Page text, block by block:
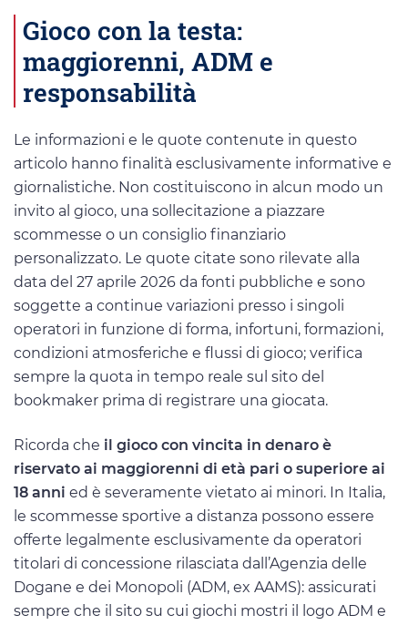
Gioco con la testa:
maggiorenni, ADM e
responsabilità
Le informazioni e le quote contenute in questo
articolo hanno finalità esclusivamente informative e
giornalistiche. Non costituiscono in alcun modo un
invito al gioco, una sollecitazione a piazzare
scommesse o un consiglio finanziario
personalizzato. Le quote citate sono rilevate alla
data del 27 aprile 2026 da fonti pubbliche e sono
soggette a continue variazioni presso i singoli
operatori in funzione di forma, infortuni, formazioni,
condizioni atmosferiche e flussi di gioco; verifica
sempre la quota in tempo reale sul sito del
bookmaker prima di registrare una giocata.
Ricorda che il gioco con vincita in denaro è
riservato ai maggiorenni di età pari o superiore ai
18 anni ed è severamente vietato ai minori. In Italia,
le scommesse sportive a distanza possono essere
offerte legalmente esclusivamente da operatori
titolari di concessione rilasciata dall’Agenzia delle
Dogane e dei Monopoli (ADM, ex AAMS): assicurati
sempre che il sito su cui giochi mostri il logo ADM e